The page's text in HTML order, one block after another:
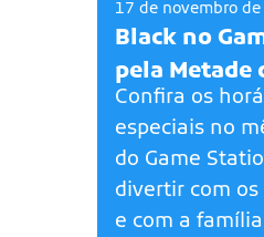
17 de novembro
Black no
pela Metade
Confira os
especiais no
do Game
divertir com
e com a